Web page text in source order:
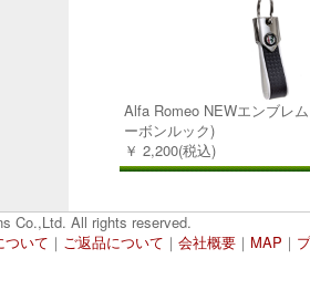
Alfa Romeo NEWエンブレ
ーボンルック)
￥ 2,200(税込)
Co.,Ltd. All rights reserved.
ついて ｜ ご返品について ｜ 会社概要 ｜ MAP ｜